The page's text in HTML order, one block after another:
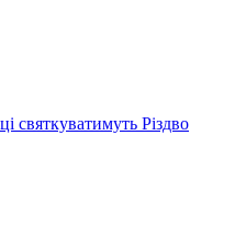
святкуватимуть Різдво